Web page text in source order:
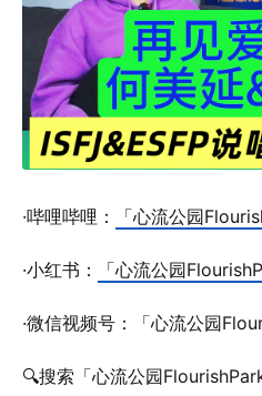
·哔哩哔哩： 「心流公园
·小红书： 「心流公园
·微信视频号：「心流公园
🔍搜索「心流公园